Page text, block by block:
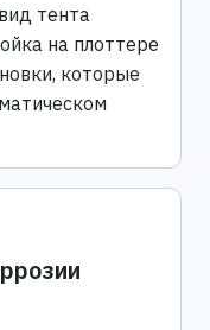
тента
на плоттере
которые